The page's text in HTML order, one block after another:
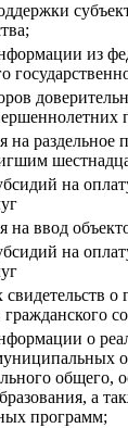
из
на раздельное
на
на ввод
на
о
о
общего,
а
программ;